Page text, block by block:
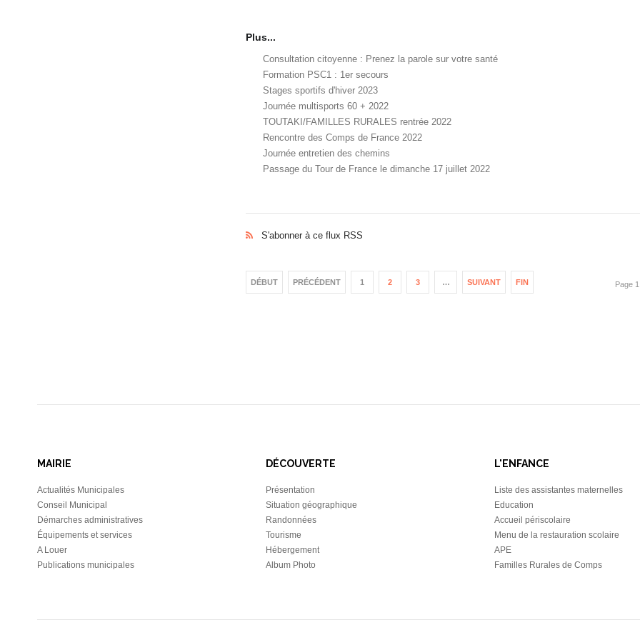
Plus...
Consultation citoyenne : Prenez la parole sur votre santé
Formation PSC1 : 1er secours
Stages sportifs d'hiver 2023
Journée multisports 60 + 2022
TOUTAKI/FAMILLES RURALES rentrée 2022
Rencontre des Comps de France 2022
Journée entretien des chemins
Passage du Tour de France le dimanche 17 juillet 2022
S'abonner à ce flux RSS
DÉBUT PRÉCÉDENT 1 2 3 … SUIVANT FIN Page
MAIRIE
Actualités Municipales
Conseil Municipal
Démarches administratives
Équipements et services
A Louer
Publications municipales
DÉCOUVERTE
Présentation
Situation géographique
Randonnées
Tourisme
Hébergement
Album Photo
L'ENFANCE
Liste des assistantes maternelles
Education
Accueil périscolaire
Menu de la restauration scolaire
APE
Familles Rurales de Comps